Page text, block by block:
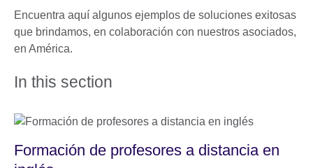
Encuentra aquí algunos ejemplos de soluciones exitosas
que brindamos, en colaboración con nuestros asociados,
en América.
In this section
Formación de profesores a distancia en